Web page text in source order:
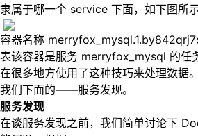
隶属于哪一个 service 下面，如下图所示
容器名称
表该容器是服务 merryfox_mysql 的任
在很多地方使用了这种技巧来处理数据
我们下面的——服务发现。
服务发现
在谈服务发现之前，我们简单讨论下